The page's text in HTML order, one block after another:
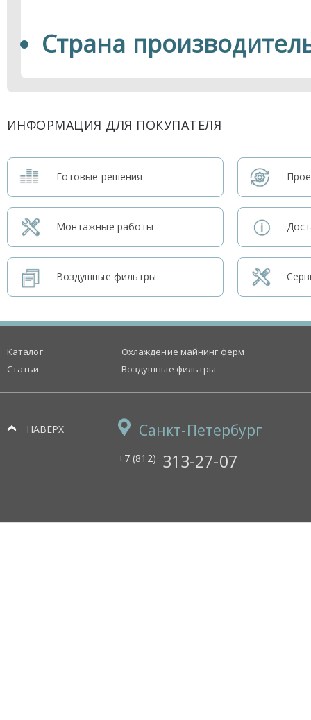
Страна
ИНФОРМАЦИЯ ДЛЯ ПОКУПАТЕЛЯ
Готовые решения
Монтажные работы
Воздушные фильтры
Каталог
Статьи
Охлаждение майнинг ферм
Воздушные фильтры
НАВЕРХ Санкт-Петербург
+7 (812) 313-27-07